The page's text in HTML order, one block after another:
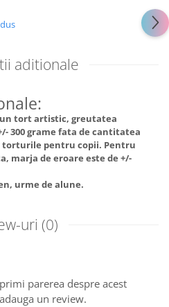
aditionale
tort artistic, greutatea
300 grame fata de cantitatea
pentru copii. Pentru
marja de eroare este de +/-
urme de alune.
uri (0)
parerea despre acest
un review.